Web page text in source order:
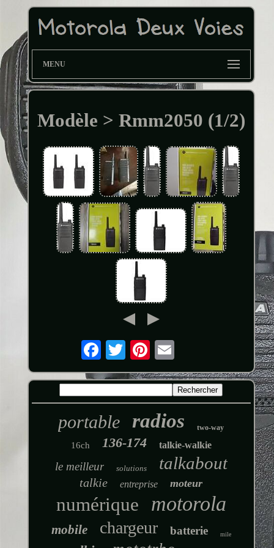
MENU
Modèle > Rmm2050 (1/2)
portable radios two-way
16ch 136-174 talkie-walkie
le meilleur solutions talkabout
talkie entreprise moteur
numérique motorola
mobile chargeur batterie mile